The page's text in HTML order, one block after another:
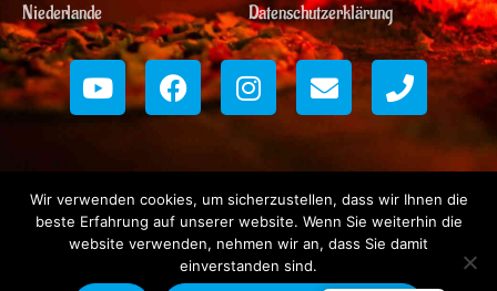
Niederlande
Datenschutzerklärung
Y
o
u
b
e
F
a
c
o
o
k
I
n
s
t
g
r
a
m
U
m
s
c
l
a
g
T
e
l
o
n
Copyright © 2026 | Casa di Ruscello
Wir verwenden cookies, um sicherzustellen, dass wir Ihnen die
beste Erfahrung auf unserer website. Wenn Sie weiterhin die
website verwenden, nehmen wir an, dass Sie damit
einverstanden sind.